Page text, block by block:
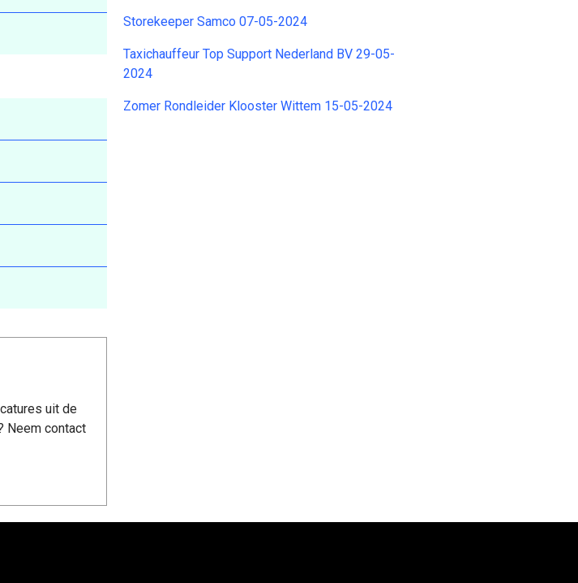
uit de
Neem contact
Storekeeper Samco 07-05-2024
Taxichauffeur Top Support Nederland BV 29-05-
2024
Zomer Rondleider Klooster Wittem 15-05-2024